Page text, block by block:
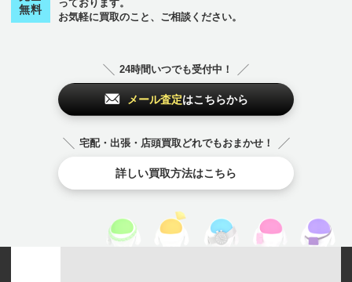
無料
っております。
お気軽に買取のこと、ご相談ください。
24時間いつでも受付中！
メール査定はこちらから
宅配・出張・店頭買取どれでもおまかせ！
詳しい買取方法はこちら